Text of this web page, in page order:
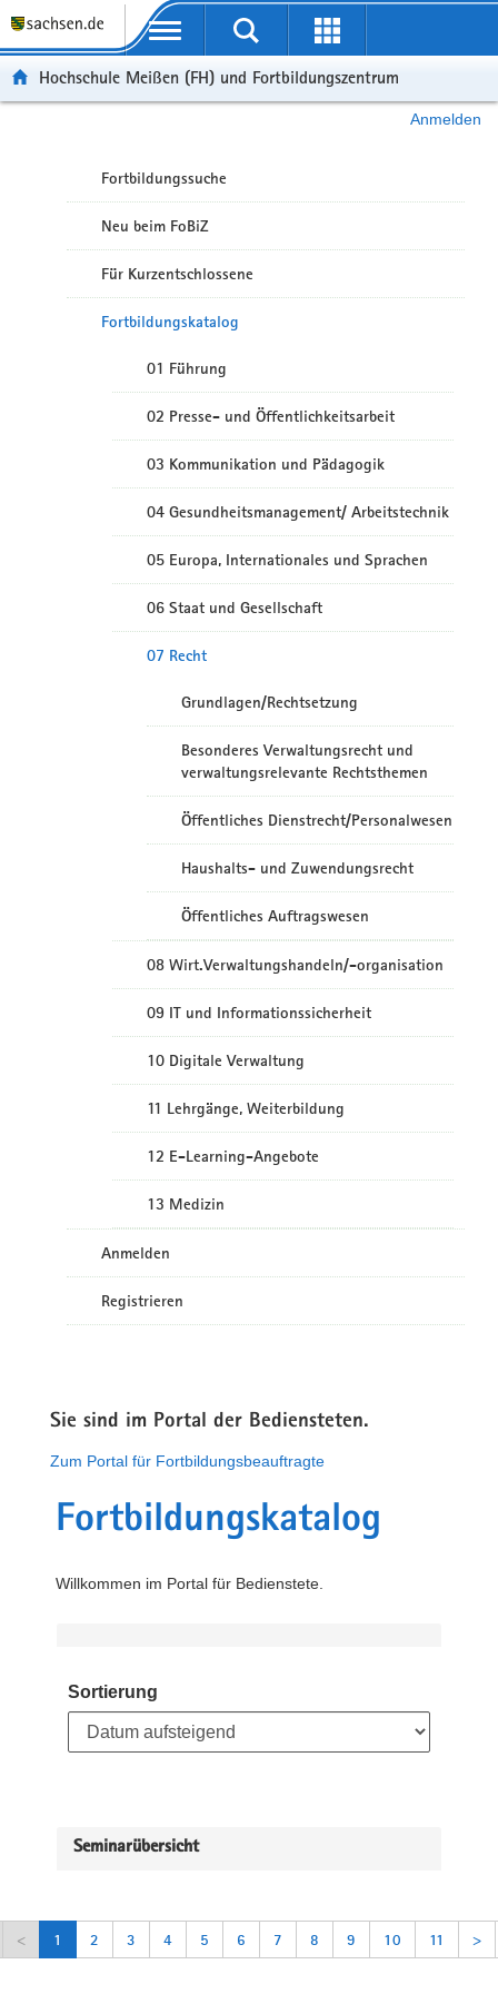
Portalübergreifende Navigation
Hochschule Meißen (FH) und Fortbildungszentrum
Anmelden
Fortbildungssuche
Neu beim FoBiZ
Für Kurzentschlossene
Fortbildungskatalog
01 Führung
02 Presse- und Öffentlichkeitsarbeit
03 Kommunikation und Pädagogik
04 Gesundheitsmanagement/ Arbeitstechnik
05 Europa, Internationales und Sprachen
06 Staat und Gesellschaft
07 Recht
Grundlagen/Rechtsetzung
Besonderes Verwaltungsrecht und
verwaltungsrelevante Rechtsthemen
Öffentliches Dienstrecht/Personalwesen
Haushalts- und Zuwendungsrecht
Öffentliches Auftragswesen
08 Wirt.Verwaltungshandeln/-organisation
09 IT und Informationssicherheit
10 Digitale Verwaltung
11 Lehrgänge, Weiterbildung
12 E-Learning-Angebote
13 Medizin
Anmelden
Registrieren
Sie sind im Portal der Bediensteten.
Zum Portal für Fortbildungsbeauftragte
Fortbildungskatalog
Willkommen im Portal für Bedienstete.
Sortierung
Seminarübersicht
< 1 2 3 4 5 6 7 8 9 10 11 >